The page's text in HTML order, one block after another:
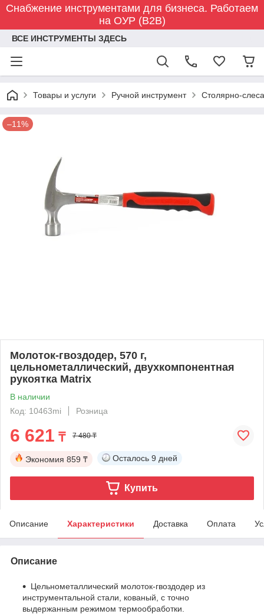
Снабжение инструментами для бизнеса. Работаем
на ОУР (B2B)
ВСЕ ИНСТРУМЕНТЫ ЗДЕСЬ
Товары и услуги Ручной инструмент Столярно-
–11%
Молоток-гвоздодер, 570 г,
цельнометаллический, двухкомпонентная
рукоятка Matrix
В наличии
Код: 10463mi
Розница
6 621 ₸ 7 480 ₸
Экономия 859 ₸ Осталось 9 дней
Купить
Описание Характеристики Доставка Оплата
Описание
Цельнометаллический молоток-гвоздодер из
инструментальной стали, кованый, с точно
выдержанным режимом термообработки.